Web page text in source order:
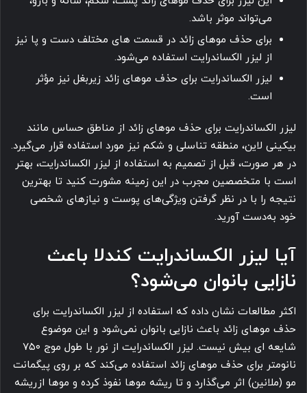
می‌تواند موثر باشد.
برای حذف موهای زائد در قسمت های مختلف دست و پا نیز
از لیزر الکساندرایت استفاده می‌شود.
لیزر الکساندرایت برای حذف موهای زائد زیربغل نیز مؤثر
است.
لیزر الکساندرایت برای حذف موهای زائد از مناطق حساس مانند
بیکینی لاین، منطقه تناسلی و شکم نیز مورد استفاده قرار می‌گیرد.
در هر صورت، قبل از تصمیم به استفاده از لیزر الکساندرایت، بهتر
است با متخصصین مجرب در این زمینه مشورت کنید تا بهترین
نتیجه را با در نظر گرفتن ویژگی‌های پوست و نیازهای شخصی
خود به‌دست آورید.
آیا لیزر الکساندرایت کندلا باعث
نازایی بانوان می‌شود؟
اکثر مطالعات نشان داده‌ که استفاده از لیزر الکساندرایت برای
حذف موهای زائد باعث نازایی بانوان نمی‌شود و این موضوع
شایعه ای بیش نیست. لیزر الکساندرایت از نور با طول موج ۷۵۰
نانومتر برای حذف موهای زائد استفاده می‌کند که بر روی پیگمانت
مو (ملانین) اثر می‌گذارد و تا ریشه موها نفوذ کرده و موها ازریشه